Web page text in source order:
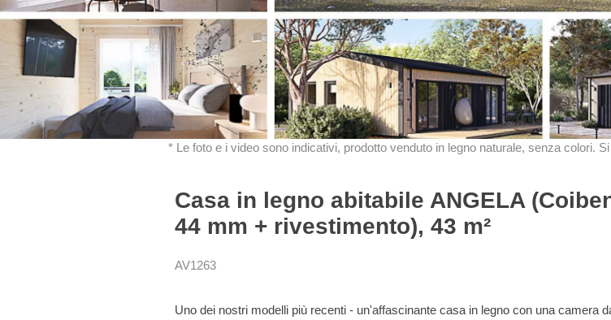
* Le foto e i video sono indicativi, prodotto venduto in legno naturale, senza colori.
Casa in legno abitabile ANGELA
44 mm + rivestimento), 43 m²
AV1263
Uno dei nostri modelli più recenti - un'affascinante casa in legno con una camera